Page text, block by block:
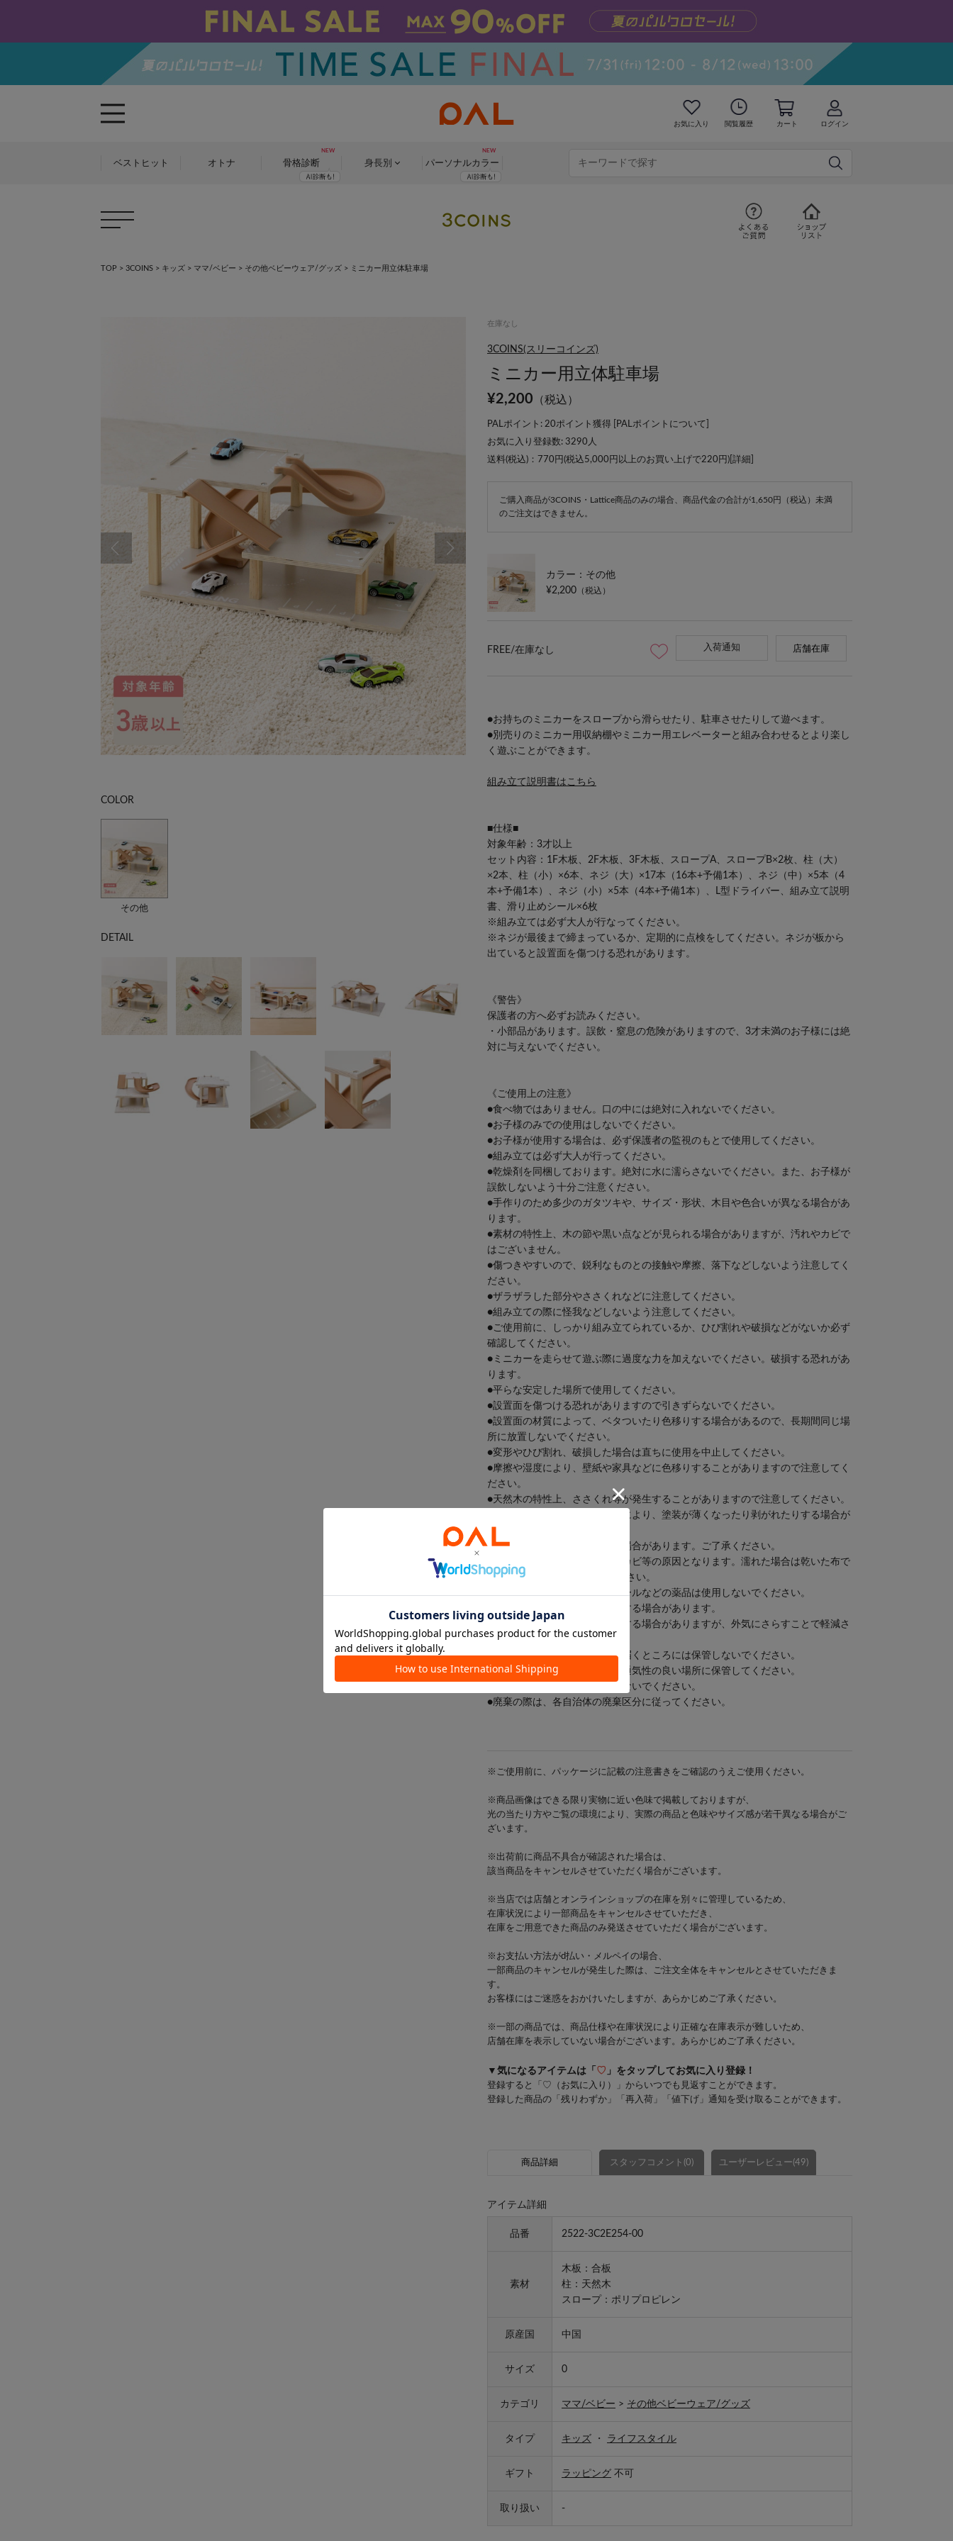
お気に入り 閲覧履歴 カート ログイン
ベストヒット オトナ 骨格診断 身長別 パーソナルカラー
TOP > 3COINS > キッズ > ママ/ベビー > その他ベビーウェア/グッズ > ミニカー用立体駐車場
COLOR
その他
DETAIL
在庫なし
3COINS(スリーコインズ)
ミニカー用立体駐車場
¥2,200 （税込）
PALポイント: 20ポイント獲得 [ PALポイントについて
お気に入り登録数: 3290 人
送料(税込)：770円(税込5,000円以上のお買い上げで220円)[ 詳細
ご購入商品が3COINS・Lattice商品のみの場合、商品代金の合計が1,650円（税込）未満
のご注文はできません。
カラー：その他
¥2,200 （税込）
FREE/在庫なし 入荷通知 店舗在庫
●お持ちのミニカーをスロープから滑らせたり、駐車させたりして遊べます。
●別売りの ミニカー用収納棚や ミニカー用エレベーター と組み合わせるとより楽し
く遊ぶことができます。
組み立て説明書はこちら
■仕様■
対象年齢：3才以上
セット内容：1F木板、2F木板、3F木板、スロープA、スロープB×2枚、柱（大）
×2本、柱（小）×6本、ネジ（大）×17本（16本+予備1本）、ネジ（中）×5本（4
本+予備1本）、ネジ（小）×5本（4本+予備1本）、L型ドライバー、組み立て説明
書、滑り止めシール×6枚
※組み立ては必ず大人が行なってください。
※ネジが最後まで締まっているか、定期的に点検をしてください。ネジが板から
出ていると設置面を傷つける恐れがあります。
《警告》
保護者の方へ必ずお読みください。
・小部品があります。誤飲・窒息の危険がありますので、3才未満のお子様には絶
対に与えないでください。
《ご使用上の注意》
●食べ物ではありません。口の中には絶対に入れないでください。
●お子様のみでの使用はしないでください。
●お子様が使用する場合は、必ず保護者の監視のもとで使用してください。
●組み立ては必ず大人が行ってください。
●乾燥剤を同梱しております。絶対に水に濡らさないでください。また、お子様が
誤飲しないよう十分ご注意ください。
●手作りのため多少のガタツキや、サイズ・形状、木目や色合いが異なる場合があ
ります。
●素材の特性上、木の節や黒い点などが見られる場合がありますが、汚れやカビで
はございません。
●傷つきやすいので、鋭利なものとの接触や摩擦、落下などしないよう注意してく
ださい。
●ザラザラした部分やささくれなどに注意してください。
●組み立ての際に怪我などしないよう注意してください。
●ご使用前に、しっかり組み立てられているか、ひび割れや破損などがないか必ず
確認してください。
●ミニカーを走らせて遊ぶ際に過度な力を加えないでください。破損する恐れがあ
ります。
●平らな安定した場所で使用してください。
●設置面を傷つける恐れがありますので引きずらないでください。
●設置面の材質によって、ベタついたり色移りする場合があるので、長期間同じ場
所に放置しないでください。
●変形やひび割れ、破損した場合は直ちに使用を中止してください。
●摩擦や湿度により、壁紙や家具などに色移りすることがありますので注意してく
ださい。
●天然木の特性上、ささくれ等が発生することがありますので注意してください。
●ご使用による摩擦や環境などにより、塗装が薄くなったり剥がれたりする場合が
あります。
●塗装のムラ・はみ出しがある場合があります。ご了承ください。
●濡れたまま放置するとシミ・カビ等の原因となります。濡れた場合は乾いた布で
拭き取り十分に乾燥させてください。
●シンナー、ベンジン、アルコールなどの薬品は使用しないでください。
●自然光や照明などにより変色する場合があります。
●使い始めは塗料特有の臭いがする場合がありますが、外気にさらすことで軽減さ
れていきます。
●小さなお子様やペットの手の届くところには保管しないでください。
●直射日光や高温多湿を避け、通気性の良い場所に保管してください。
●火気の近くに置いたり保管しないでください。
●廃棄の際は、各自治体の廃棄区分に従ってください。
※ご使用前に、パッケージに記載の注意書きをご確認のうえご使用ください。
※商品画像はできる限り実物に近い色味で掲載しておりますが、
光の当たり方やご覧の環境により、実際の商品と色味やサイズ感が若干異なる場合がご
ざいます。
※出荷前に商品不具合が確認された場合は、
該当商品をキャンセルさせていただく場合がございます。
※当店では店舗とオンラインショップの在庫を別々に管理しているため、
在庫状況により一部商品をキャンセルさせていただき、
在庫をご用意できた商品のみ発送させていただく場合がございます。
※お支払い方法がd払い・メルペイの場合、
一部商品のキャンセルが発生した際は、ご注文全体をキャンセルとさせていただきま
す。
お客様にはご迷惑をおかけいたしますが、あらかじめご了承ください。
※一部の商品では、商品仕様や在庫状況により正確な在庫表示が難しいため、
店舗在庫を表示していない場合がございます。あらかじめご了承ください。
▼気になるアイテムは「 ♡ 」をタップしてお気に入り登録！
登録すると「♡（お気に入り）」からいつでも見返すことができます。
登録した商品の「残りわずか」「再入荷」「値下げ」通知を受け取ることができます。
商品詳細 スタッフコメント(0) ユーザーレビュー(49)
アイテム詳細
品番 2522-3C2E254-00
素材
木板：合板
柱：天然木
スロープ：ポリプロピレン
原産国 中国
サイズ 0
カテゴリ ママ/ベビー > その他ベビーウェア/グッズ
タイプ キッズ ・ ライフスタイル
ギフト ラッピング 不可
取り扱い -